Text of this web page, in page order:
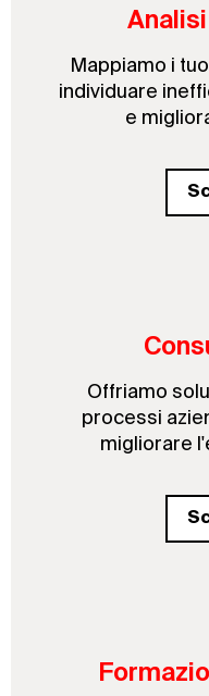
Mappiamo i
individuare
e
Offriamo
processi
migliorare